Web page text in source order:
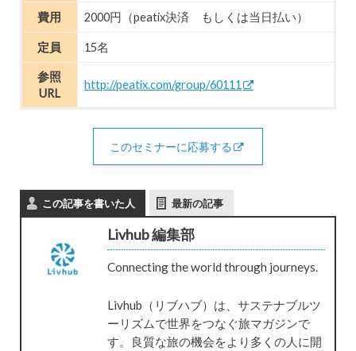
費用 2000円（peatix決済 もしくは当日払い）
定員 15名
参照
URL
http://peatix.com/group/60111
このセミナーに応募する
この記事を書いた人 最新の記事
Livhub 編集部
Connecting the world through journeys.
Livhub（リブハブ）は、サステナブルツ
ーリズムで世界をつなぐ旅マガジンで
す。良質な旅の機会をより多くの人に開